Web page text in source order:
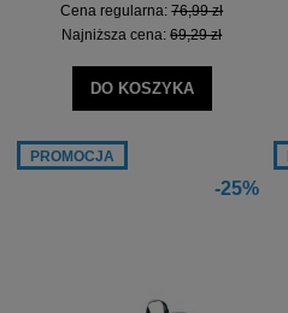
Cena regularna:76,99 zł
Najniższa cena:69,29 zł
DO KOSZYKA
-25%
PROMOCJA